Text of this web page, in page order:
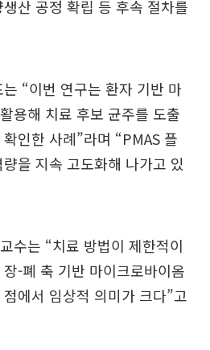
산 공정 확립 등 후속 절차를
“이번 연구는 환자 기반 마
용해 치료 후보 균주를 도출
인한 사례”라며 “PMAS 플
을 지속 고도화해 나가고 있
수는 “치료 방법이 제한적이
-폐 축 기반 마이크로바이옴
에서 임상적 의미가 크다”고